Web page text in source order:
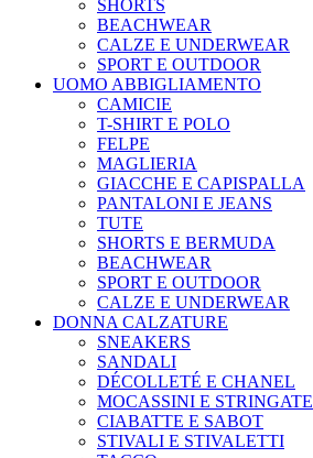
SHORTS
BEACHWEAR
CALZE E UNDERWEAR
SPORT E OUTDOOR
UOMO ABBIGLIAMENTO
CAMICIE
T-SHIRT E POLO
FELPE
MAGLIERIA
GIACCHE E CAPISPALLA
PANTALONI E JEANS
TUTE
SHORTS E BERMUDA
BEACHWEAR
SPORT E OUTDOOR
CALZE E UNDERWEAR
DONNA CALZATURE
SNEAKERS
SANDALI
DÉCOLLETÉ E CHANEL
MOCASSINI E STRINGATE
CIABATTE E SABOT
STIVALI E STIVALETTI